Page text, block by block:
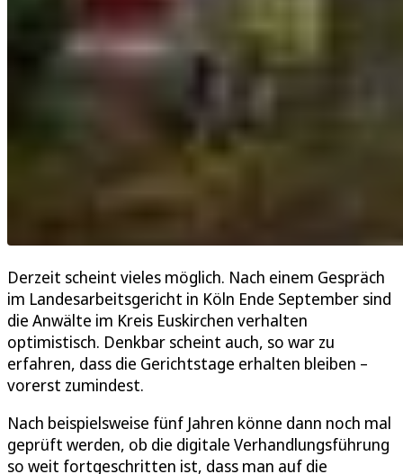
Derzeit scheint vieles möglich. Nach einem Gespräch
im Landesarbeitsgericht in Köln Ende September sind
die Anwälte im Kreis Euskirchen verhalten
optimistisch. Denkbar scheint auch, so war zu
erfahren, dass die Gerichtstage erhalten bleiben –
vorerst zumindest.
Nach beispielsweise fünf Jahren könne dann noch mal
geprüft werden, ob die digitale Verhandlungsführung
so weit fortgeschritten ist, dass man auf die